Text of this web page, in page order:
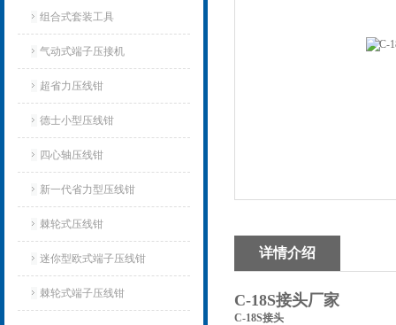
组合式套装工具
气动式端子压接机
超省力压线钳
德士小型压线钳
四心轴压线钳
新一代省力型压线钳
棘轮式压线钳
迷你型欧式端子压线钳
棘轮式端子压线钳
详情介绍
C-18S接头厂家
C-18S接头